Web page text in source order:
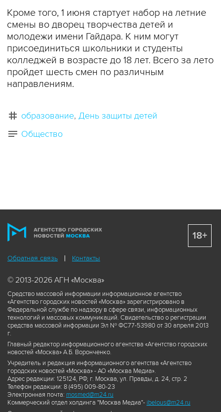
Кроме того, 1 июня стартует набор на летние
смены во дворец творчества детей и
молодежи имени Гайдара. К ним могут
присоединиться школьники и студенты
колледжей в возрасте до 18 лет. Всего за лето
пройдет шесть смен по различным
направлениям.
образование День защиты детей
Общество
Обратная связь Контакты
© 2013-2026 АГН «Москва»
Средство массовой информации информационное агентство
«Агентство городских новостей «Москва» зарегистрировано в
Федеральной службе по надзору в сфере связи, информационных
технологий и массовых коммуникаций. Свидетельство о регистрации
средства массовой информации Эл № ФС77-53980 от 30 апреля 2013
г.
Главный редактор информационного агентства «Агентство городских
новостей «Москва» А.Б. Воронченко.
Учредитель и редакция информационного агентства «Агентство
городских новостей «Москва» - АО «Москва Медиа».
Адрес редакции: 125124, РФ, г. Москва, ул. Правды, д. 24, стр. 2
Телефон редакции: 8 (495) 009-80-23
Электронная почта: mosmed@m24.ru
Коммерческий отдел холдинга "Москва Медиа"- ibelous@m24.ru
18+